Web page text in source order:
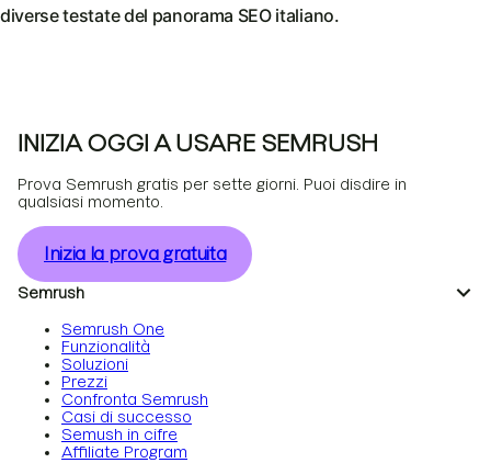
diverse testate del panorama SEO italiano.
INIZIA OGGI A USARE SEMRUSH
Prova Semrush gratis per sette giorni. Puoi disdire in
qualsiasi momento.
Inizia la prova gratuita
Semrush
Semrush One
Funzionalità
Soluzioni
Prezzi
Confronta Semrush
Casi di successo
Semush in cifre
Affiliate Program